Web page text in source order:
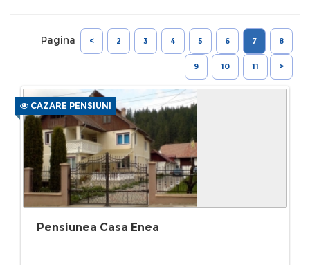
Pagina < 2 3 4 5 6 7 8
9 10 11 >
CAZARE PENSIUNI
Pensiunea Casa Enea